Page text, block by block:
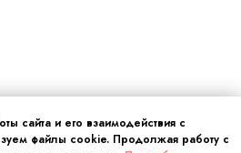
сайта и его взаимодействия с
файлы cookie. Продолжая работу с